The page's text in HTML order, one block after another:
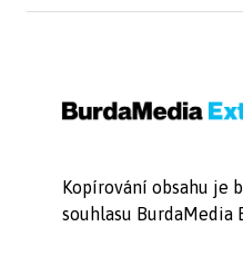
Kopírování obsahu je
souhlasu BurdaMedia